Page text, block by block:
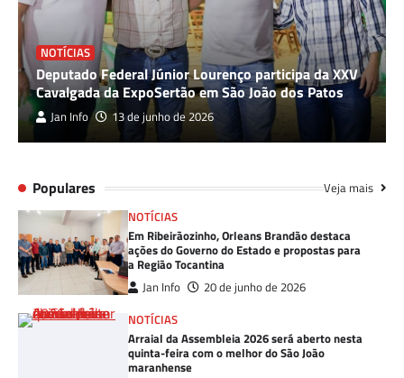
NOTÍCIAS
Deputado Federal Júnior Lourenço participa da XXV
Cavalgada da ExpoSertão em São João dos Patos
Jan Info 13 de junho de 2026
Populares Veja mais
NOTÍCIAS
Em Ribeirãozinho, Orleans Brandão destaca
ações do Governo do Estado e propostas para
a Região Tocantina
Jan Info
20 de junho de 2026
NOTÍCIAS
Arraial da Assembleia 2026 será aberto nesta
quinta-feira com o melhor do São João
maranhense